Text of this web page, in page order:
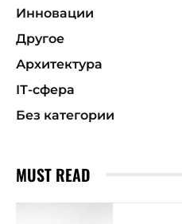
Инновации
Другое
Архитектура
ІТ-сфера
Без категории
MUST READ